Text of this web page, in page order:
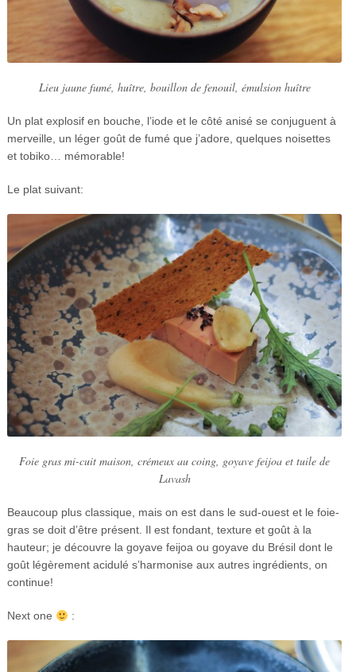
Lieu jaune fumé, huître, bouillon de fenouil, émulsion huître
Un plat explosif en bouche, l’iode et le côté anisé se conjuguent à
merveille, un léger goût de fumé que j’adore, quelques noisettes
et tobiko… mémorable!
Le plat suivant:
Foie gras mi-cuit maison, crémeux au coing, goyave feijoa et tuile de
Lavash
Beaucoup plus classique, mais on est dans le sud-ouest et le foie-
gras se doit d’être présent. Il est fondant, texture et goût à la
hauteur; je découvre la goyave feijoa ou goyave du Brésil dont le
goût légèrement acidulé s’harmonise aux autres ingrédients, on
continue!
Next one :